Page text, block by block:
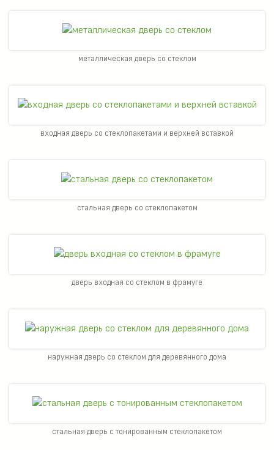
металлическая дверь со стеклом
входная дверь со стеклопакетами и верхней вставкой
стальная дверь со стеклопакетом
дверь входная со стеклом в фрамуге
наружная дверь со стеклом для деревянного дома
стальная дверь с тонированным стеклопакетом